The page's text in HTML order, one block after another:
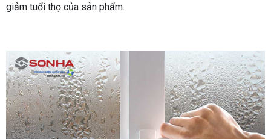
giảm tuổi thọ của sản phẩm.